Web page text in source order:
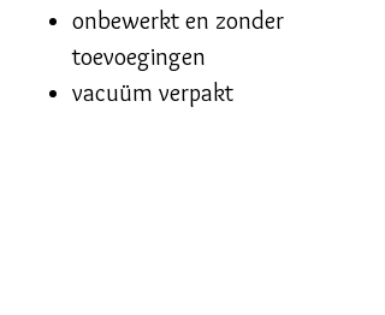
onbewerkt en zonder
toevoegingen
vacuüm verpakt